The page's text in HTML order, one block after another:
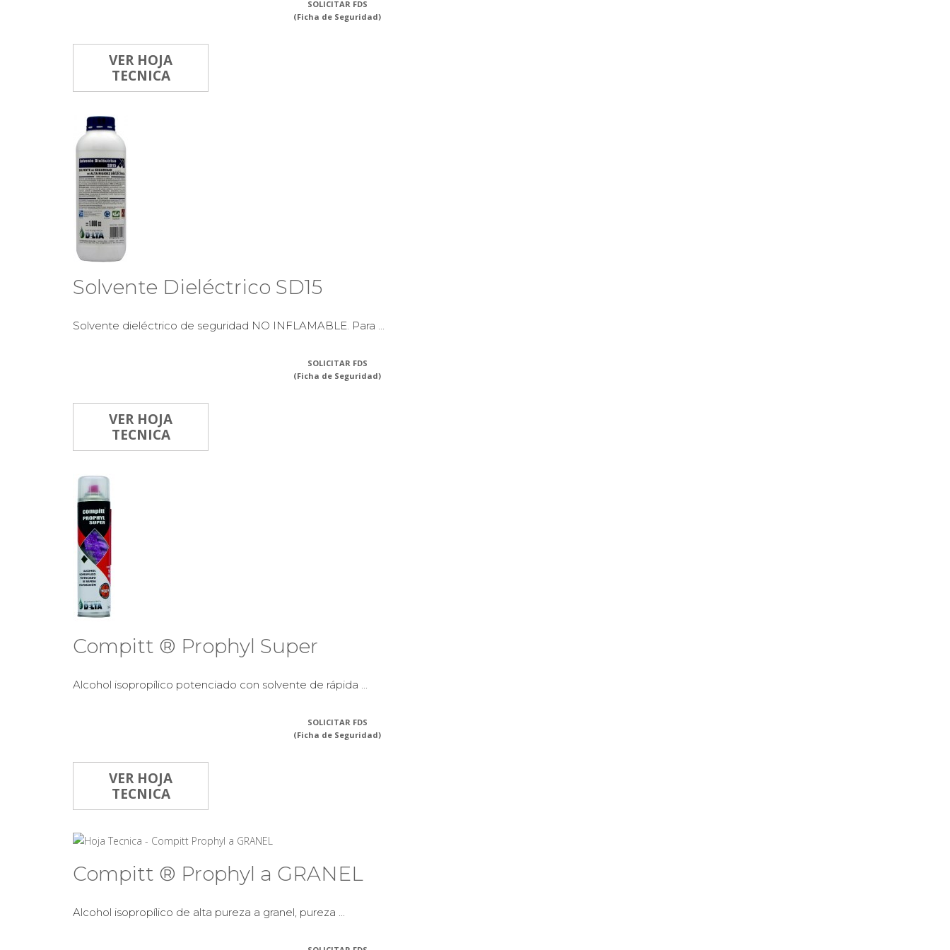
SOLICITAR FDS
(Ficha de Seguridad)
VER HOJA
TECNICA
Solvente Dieléctrico SD15
Solvente dieléctrico de seguridad NO INFLAMABLE. Para ...
SOLICITAR FDS
(Ficha de Seguridad)
VER HOJA
TECNICA
Compitt ® Prophyl Super
Alcohol isopropílico potenciado con solvente de rápida ...
SOLICITAR FDS
(Ficha de Seguridad)
VER HOJA
TECNICA
Compitt ® Prophyl a GRANEL
Alcohol isopropílico de alta pureza a granel, pureza ...